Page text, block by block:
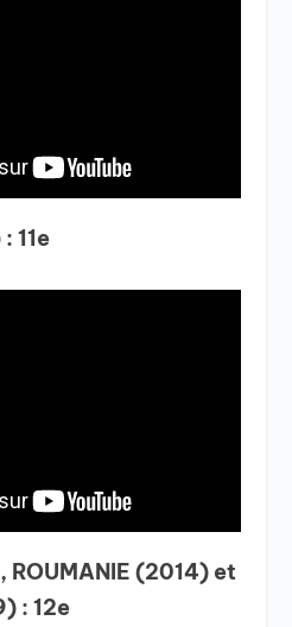
11e
ROUMANIE (2014) et
: 12e